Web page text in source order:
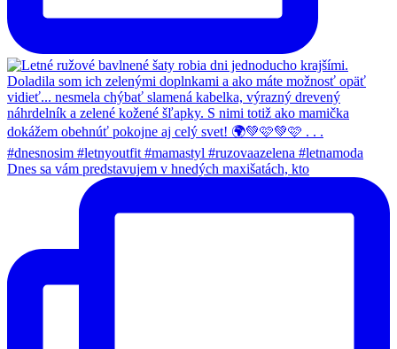
Dnes sa vám predstavujem v hnedých maxišatách, kto